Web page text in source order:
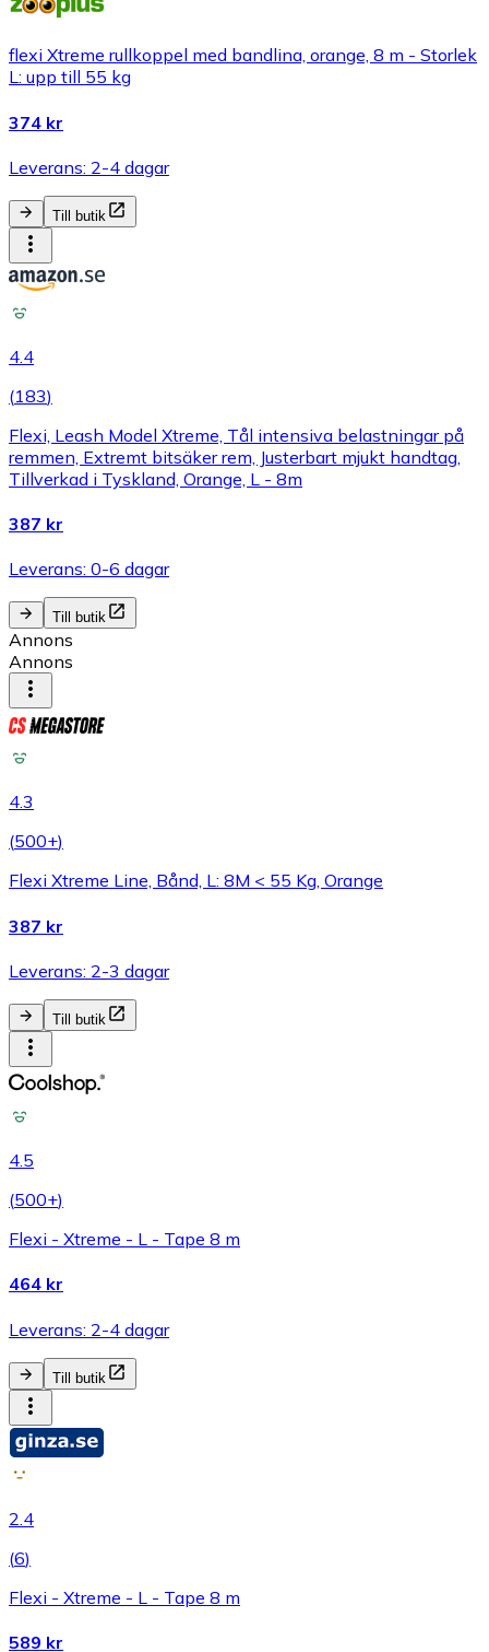
flexi Xtreme rullkoppel med bandlina, orange, 8 m - Storlek
L: upp till 55 kg
374 kr
Leverans: 2-4 dagar
Till butik
4.4
(183)
Flexi, Leash Model Xtreme, Tål intensiva belastningar på
remmen, Extremt bitsäker rem, Justerbart mjukt handtag,
Tillverkad i Tyskland, Orange, L - 8m
387 kr
Leverans: 0-6 dagar
Till butik
Annons
Annons
4.3
(500+)
Flexi Xtreme Line, Bånd, L: 8M < 55 Kg, Orange
387 kr
Leverans: 2-3 dagar
Till butik
4.5
(500+)
Flexi - Xtreme - L - Tape 8 m
464 kr
Leverans: 2-4 dagar
Till butik
2.4
(6)
Flexi - Xtreme - L - Tape 8 m
589 kr